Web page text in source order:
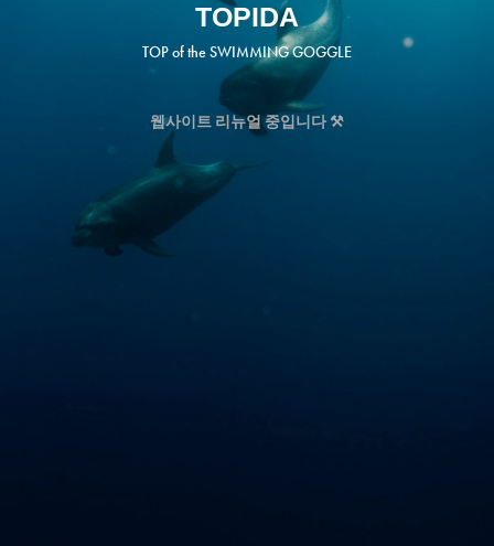
TOPIDA
TOP of the SWIMMING GOGGLE
웹사이트 리뉴얼 중입니다⚒️